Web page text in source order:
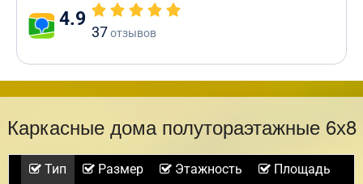
4.9
37отзывов
Каркасные дома полутораэтажные 6х8
Тип Размер Этажность
Площадь